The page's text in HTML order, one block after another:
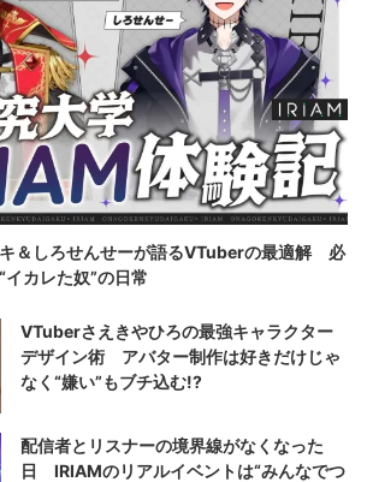
キ＆しろせんせーが語るVTuberの最適解 必
カレた奴”の日常
VTuberさえきやひろの最強キャラクター
デザイン術 アバター制作は好きだけじゃ
なく“嫌い”もブチ込む!?
配信者とリスナーの境界線がなくなった
日 IRIAMのリアルイベントは“みんなでつ